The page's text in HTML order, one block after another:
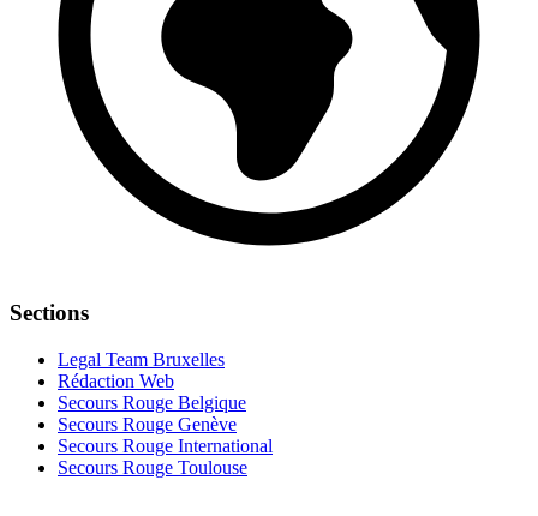
Sections
Legal Team Bruxelles
Rédaction Web
Secours Rouge Belgique
Secours Rouge Genève
Secours Rouge International
Secours Rouge Toulouse